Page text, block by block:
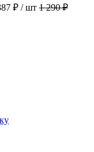
₽ / шт 1 290 ₽